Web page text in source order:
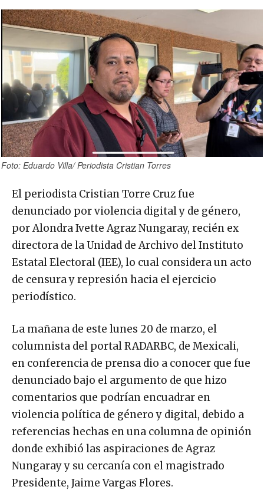
Foto: Eduardo Villa/ Periodista Cristian Torres
El periodista Cristian Torre Cruz fue
denunciado por violencia digital y de género,
por Alondra Ivette Agraz Nungaray, recién ex
directora de la Unidad de Archivo del Instituto
Estatal Electoral (IEE), lo cual considera un acto
de censura y represión hacia el ejercicio
periodístico.
La mañana de este lunes 20 de marzo, el
columnista del portal RADARBC, de Mexicali,
en conferencia de prensa dio a conocer que fue
denunciado bajo el argumento de que hizo
comentarios que podrían encuadrar en
violencia política de género y digital, debido a
referencias hechas en una columna de opinión
donde exhibió las aspiraciones de Agraz
Nungaray y su cercanía con el magistrado
Presidente, Jaime Vargas Flores.